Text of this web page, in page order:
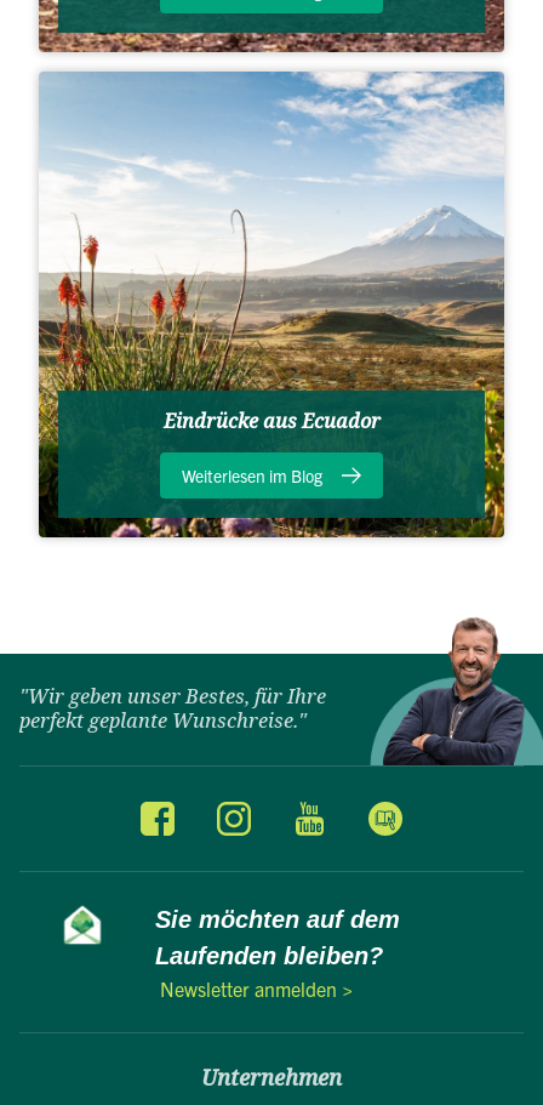
Eindrücke aus Ecuador
Weiterlesen im Blog
"Wir geben unser Bestes, für Ihre
perfekt geplante Wunschreise."
Sie möchten auf dem
Laufenden bleiben?
Newsletter anmelden >
Unternehmen